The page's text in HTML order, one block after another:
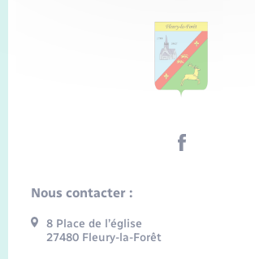
Nous contacter :
8 Place de l’église
27480 Fleury-la-Forêt